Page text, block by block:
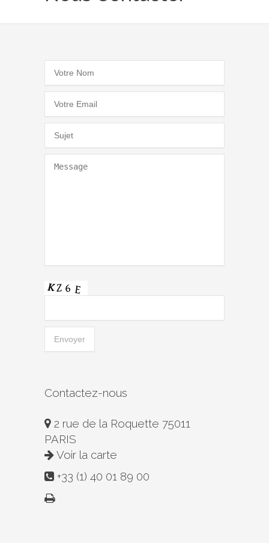
Contactez-nous
2 rue de la Roquette 75011
PARIS
Voir la carte
+33 (1) 40 01 89 00